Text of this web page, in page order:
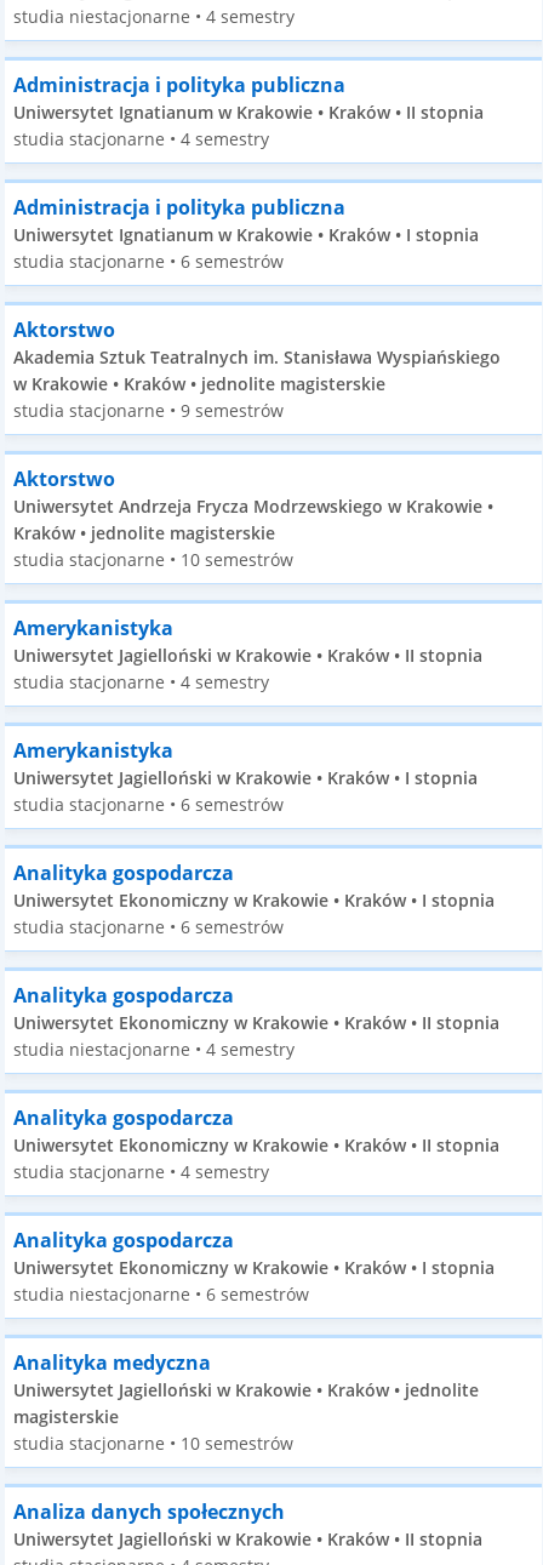
studia niestacjonarne • 4 semestry
Administracja i polityka publiczna
Uniwersytet Ignatianum w Krakowie • Kraków • II stopnia
studia stacjonarne • 4 semestry
Administracja i polityka publiczna
Uniwersytet Ignatianum w Krakowie • Kraków • I stopnia
studia stacjonarne • 6 semestrów
Aktorstwo
Akademia Sztuk Teatralnych im. Stanisława Wyspiańskiego
w Krakowie • Kraków • jednolite magisterskie
studia stacjonarne • 9 semestrów
Aktorstwo
Uniwersytet Andrzeja Frycza Modrzewskiego w Krakowie •
Kraków • jednolite magisterskie
studia stacjonarne • 10 semestrów
Amerykanistyka
Uniwersytet Jagielloński w Krakowie • Kraków • II stopnia
studia stacjonarne • 4 semestry
Amerykanistyka
Uniwersytet Jagielloński w Krakowie • Kraków • I stopnia
studia stacjonarne • 6 semestrów
Analityka gospodarcza
Uniwersytet Ekonomiczny w Krakowie • Kraków • I stopnia
studia stacjonarne • 6 semestrów
Analityka gospodarcza
Uniwersytet Ekonomiczny w Krakowie • Kraków • II stopnia
studia niestacjonarne • 4 semestry
Analityka gospodarcza
Uniwersytet Ekonomiczny w Krakowie • Kraków • II stopnia
studia stacjonarne • 4 semestry
Analityka gospodarcza
Uniwersytet Ekonomiczny w Krakowie • Kraków • I stopnia
studia niestacjonarne • 6 semestrów
Analityka medyczna
Uniwersytet Jagielloński w Krakowie • Kraków • jednolite
magisterskie
studia stacjonarne • 10 semestrów
Analiza danych społecznych
Uniwersytet Jagielloński w Krakowie • Kraków • II stopnia